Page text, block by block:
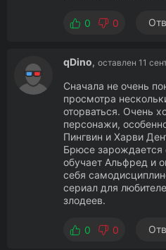
0 0
qDino, оставлен 11
Сначала не очень
просмотра
оторваться. Очень
персонажи,
Пингвин и Харви
Брюсе зарождается
обучает Альфред и
себя
сериал для
злодеев.
0 0